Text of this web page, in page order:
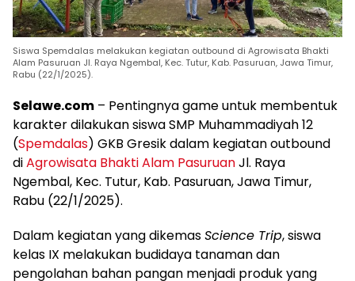
Siswa Spemdalas melakukan kegiatan outbound di Agrowisata Bhakti
Alam Pasuruan Jl. Raya Ngembal, Kec. Tutur, Kab. Pasuruan, Jawa Timur,
Rabu (22/1/2025).
Selawe.com – Pentingnya game untuk membentuk
karakter dilakukan siswa SMP Muhammadiyah 12
(Spemdalas) GKB Gresik dalam kegiatan outbound
diAgrowisata Bhakti Alam PasuruanJl. Raya
Ngembal, Kec. Tutur, Kab. Pasuruan, Jawa Timur,
Rabu (22/1/2025).
Dalam kegiatan yang dikemasScience Trip, siswa
kelas IX melakukan budidaya tanaman dan
pengolahan bahan pangan menjadi produk yang